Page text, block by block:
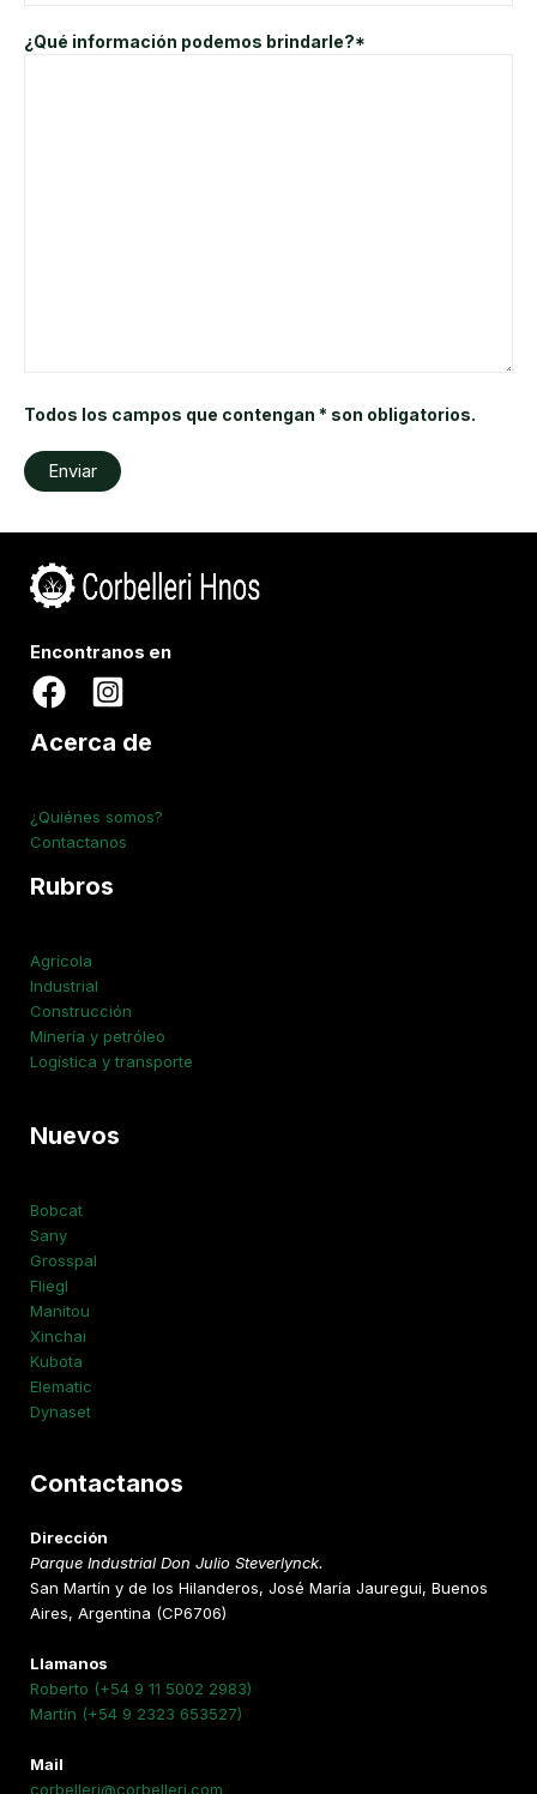
¿Qué información podemos brindarle?*
Todos los campos que contengan * son obligatorios.
Encontranos en
Acerca de
¿Quiénes somos?
Contactanos
Rubros
Agrícola
Industrial
Construcción
Minería y petróleo
Logística y transporte
Nuevos
Bobcat
Sany
Grosspal
Fliegl
Manitou
Xinchai
Kubota
Elematic
Dynaset
Contactanos
Dirección
Parque Industrial Don Julio Steverlynck.
San Martín y de los Hilanderos, José María Jauregui, Buenos
Aires, Argentina (CP6706)
Llamanos
Roberto (+54 9 11 5002 2983)
Martín (+54 9 2323 653527)
Mail
corbelleri@corbelleri.com